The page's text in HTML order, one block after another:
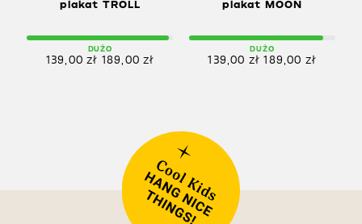
plakat TROLL
DUŻO
139,00zł 189,00zł
plakat MOON
DUŻO
139,00 zł 189,00 zł